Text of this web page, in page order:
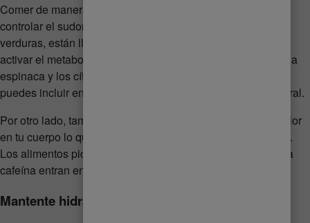
Comer de manera saludable también te puede ayudar a
controlar el sudor. Algunos alimentos, como las frutas y
verduras, están llenos de agua y vitaminas que ayudan a
activar el metabolismo y la digestión. La sandía, el pepino, la
espinaca y los cítricos son algunos de los alimentos que
puedes incluir en tu dieta para regular tu temperatura corporal.
Por otro lado, también hay cierta comida que estimula el calor
en tu cuerpo lo que provoca una mayor producción de calor.
Los alimentos picantes y otros irritantes como el alcohol y la
cafeína entran en esta categoría.
Mantente hidratada